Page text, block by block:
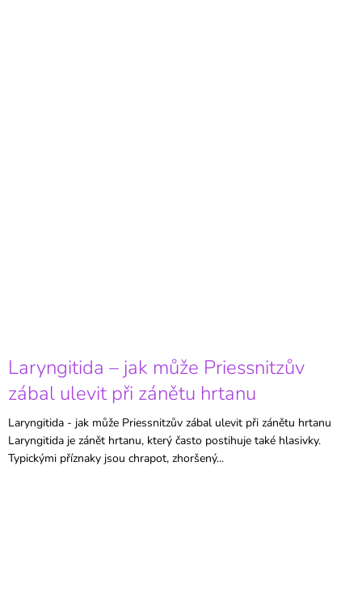
Laryngitida – jak může Priessnitzův
zábal ulevit při zánětu hrtanu
Laryngitida - jak může Priessnitzův zábal ulevit při zánětu hrtanu
Laryngitida je zánět hrtanu, který často postihuje také hlasivky.
Typickými příznaky jsou chrapot, zhoršený...